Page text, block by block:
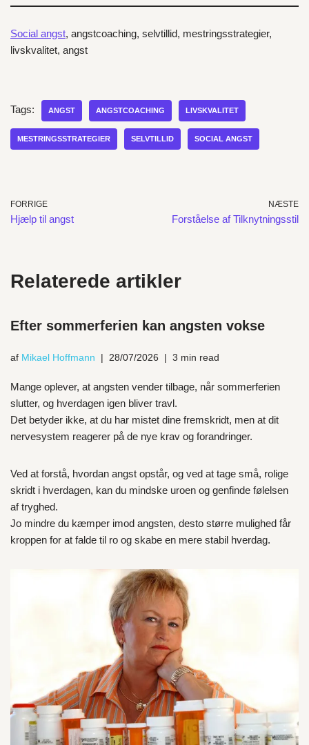
Social angst, angstcoaching, selvtillid, mestringsstrategier,
livskvalitet, angst
Tags: ANGST ANGSTCOACHING LIVSKVALITET
MESTRINGSSTRATEGIER SELVTILLID SOCIAL ANGST
FORRIGE
Hjælp til angst
NÆSTE
Forståelse af Tilknytningsstil
Relaterede artikler
Efter sommerferien kan angsten vokse
af Mikael Hoffmann 28/07/2026 3 min read
Mange oplever, at angsten vender tilbage, når sommerferien
slutter, og hverdagen igen bliver travl.
Det betyder ikke, at du har mistet dine fremskridt, men at dit
nervesystem reagerer på de nye krav og forandringer.
Ved at forstå, hvordan angst opstår, og ved at tage små, rolige
skridt i hverdagen, kan du mindske uroen og genfinde følelsen
af tryghed.
Jo mindre du kæmper imod angsten, desto større mulighed får
kroppen for at falde til ro og skabe en mere stabil hverdag.